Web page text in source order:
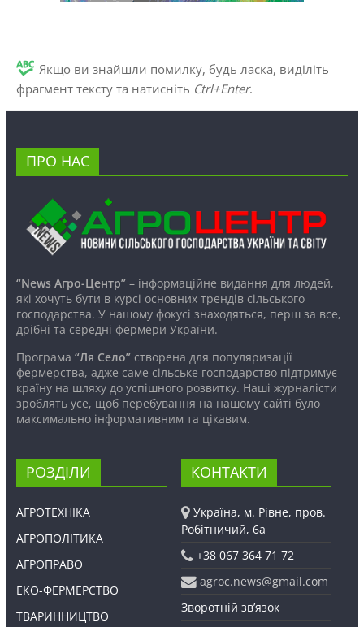
Якщо ви знайшли помилку, будь ласка, виділіть
фрагмент тексту та натисніть Ctrl+Enter.
ПРО НАС
“News Агро-Центр”– інформаційне видання для людей,
які хочуть бути в курсі основних трендів сільського
господарства. У нашому фокусі знаходяться, перш за все,
дрібні та середні фермери України.
Програма “Ля Село”створена для популяризації
фермерства, адже саме сільське господарство підтримує
країну на шляху до успішного розвитку. Наші журналісти
зроблять усе, щоб перебування на нашому сайті було
максимально інформативним та цікавим.
РОЗДІЛИ
АГРОТЕХНІКА
АГРОПОЛІТИКА
АГРОПРАВО
ЕКО-ФЕРМЕРСТВО
ТВАРИННИЦТВО
КОНТАКТИ
Україна, м. Рівне, пров.
Робітничий, 6а
+38 067 364 71 72
agroc.news@gmail.com
Зворотній зв’язок